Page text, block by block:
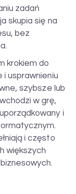
zadań
skupia się na
bez
krokiem do
usprawnieniu
szybsze lub
w grę,
i
i często
większych